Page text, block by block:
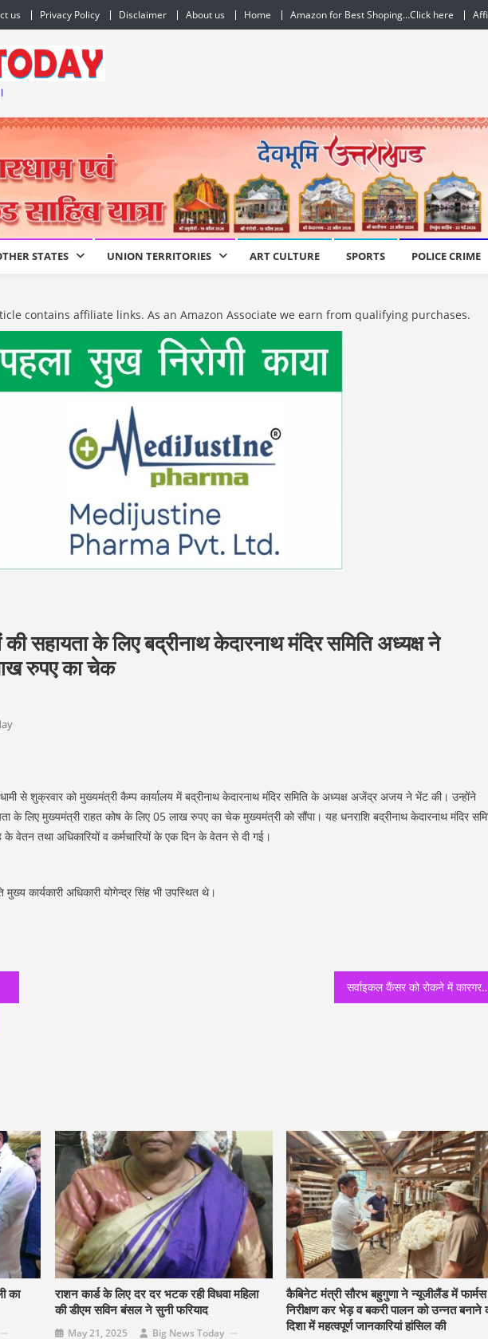
us Privacy Policy Disclaimer About us Home Amazon for Best Shoping…Click here
STATES UNION TERRITORIES ART CULTURE SPORTS POLICE CRIME
contains affiliate links. As an Amazon Associate we earn from qualifying purchases.
सहायता के लिए बद्रीनाथ केदारनाथ मंदिर समिति अध्यक्ष ने
रुपए का चेक
से शुक्रवार को मुख्यमंत्री कैम्प कार्यालय में बद्रीनाथ केदारनाथ मंदिर समिति के अध्यक्ष अजेंद्र अजय ने भेंट की। उन्होंने
के लिए मुख्यमंत्री राहत कोष के लिए 05 लाख रुपए का चेक मुख्यमंत्री को सौंपा। यह धनराशि बद्रीनाथ केदारनाथ मंदिर
के वेतन तथा अधिकारियों व कर्मचारियों के एक दिन के वेतन से दी गई।
कार्यकारी अधिकारी योगेन्द्र सिंह भी उपस्थित थे।
सर्वाइकल कैंसर को रोकने में कारगर है
का
राशन कार्ड के लिए दर दर भटक रही विधवा महिला
की डीएम सविन बंसल ने सुनी फरियाद
May 21, 2025 Big News Today
कैबिनेट मंत्री सौरभ बहुगुणा ने न्यूजीलैंड में
निरीक्षण कर भेड़ व बकरी पालन को उन्नत बनाने
दिशा में महत्वपूर्ण जानकारियां हांसिल की